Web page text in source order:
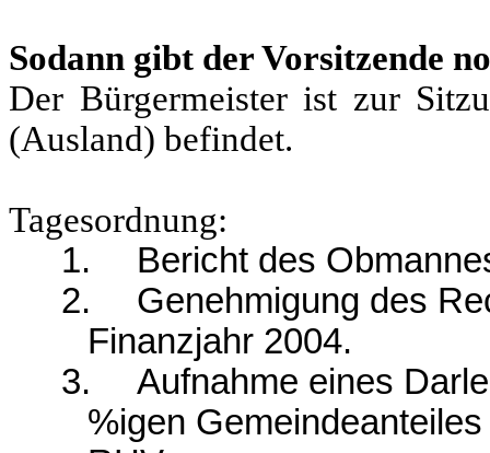
Sodann gibt der Vorsitzende
Der Bürgermeister ist zur
(Ausland) befindet.
Tagesordnung:
1.
Bericht des
2.
Genehmigung des
Finanzjahr 2004.
3.
Aufnahme eines
%igen